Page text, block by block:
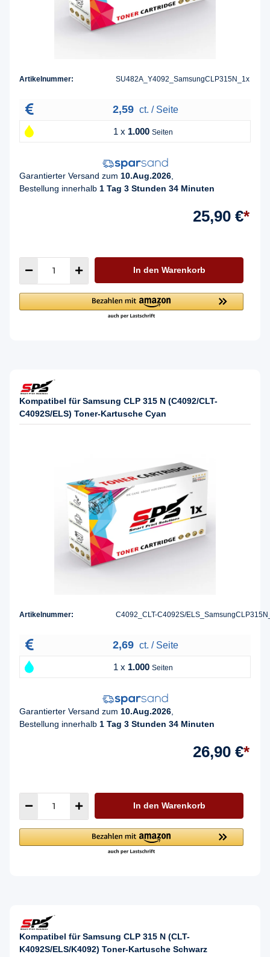
Artikelnummer: SU482A_Y4092_SamsungCLP315N_1x
2,59 ct. / Seite
1 x 1.000 Seiten
Garantierter Versand zum 10.Aug.2026
Bestellung innerhalb 1 Tag 3 Stunden 34 Minuten
25,90 €*
In den Warenkorb
Kompatibel für Samsung CLP 315 N (C4092/CLT-
C4092S/ELS) Toner-Kartusche Cyan
Artikelnummer: C4092_CLT-C4092S/
2,69 ct. / Seite
1 x 1.000 Seiten
Garantierter Versand zum 10.Aug.2026
Bestellung innerhalb 1 Tag 3 Stunden 34 Minuten
26,90 €*
In den Warenkorb
Kompatibel für Samsung CLP 315 N (CLT-
K4092S/ELS/K4092) Toner-Kartusche Schwarz